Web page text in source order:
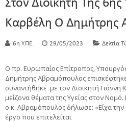
Στον Διοικητή Της
Καρβέλη Ο Δημήτρης
6η Υ.ΠΕ. 29/05/2023 Δελτία
Ο πρ. Ευρωπαίος Επίτροπος,
Δημήτρης Αβραμόπουλος
συναντήθηκε με τον Διοικητή Γιάννη
μείζονα θέματα της Υγείας στον
ο κ. Αβραμόπουλος δήλωσε: «Είχα
έργο που επιτελείται